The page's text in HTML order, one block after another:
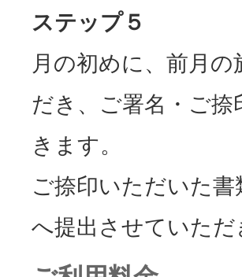
ステップ５
月の初めに、前月
だき、ご署名・ご
きます。
ご捺印いただいた
へ提出させていただ